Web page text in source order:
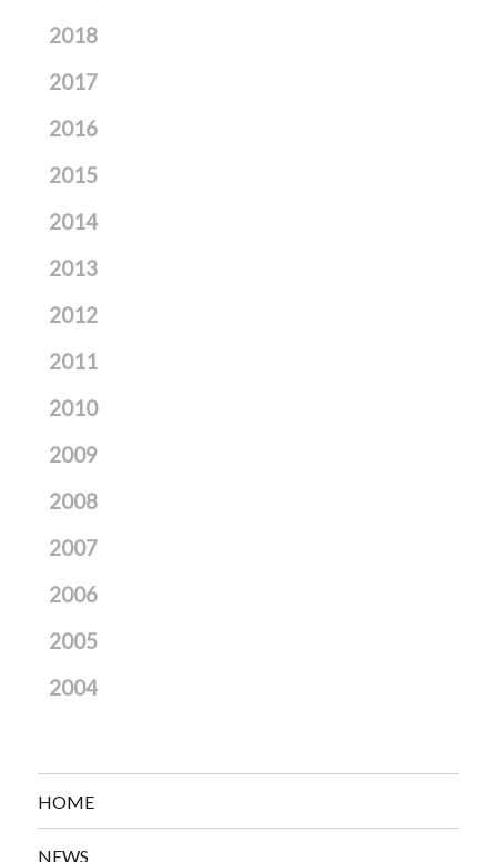
2018
2017
2016
2015
2014
2013
2012
2011
2010
2009
2008
2007
2006
2005
2004
HOME
NEWS